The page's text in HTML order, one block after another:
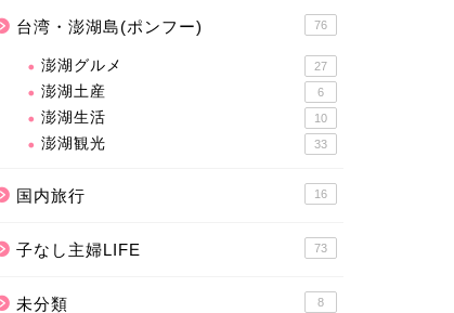
台湾・澎湖島(ポンフー) 76
澎湖グルメ 27
澎湖土産 6
澎湖生活 10
澎湖観光 33
国内旅行 16
子なし主婦LIFE 73
未分類 8